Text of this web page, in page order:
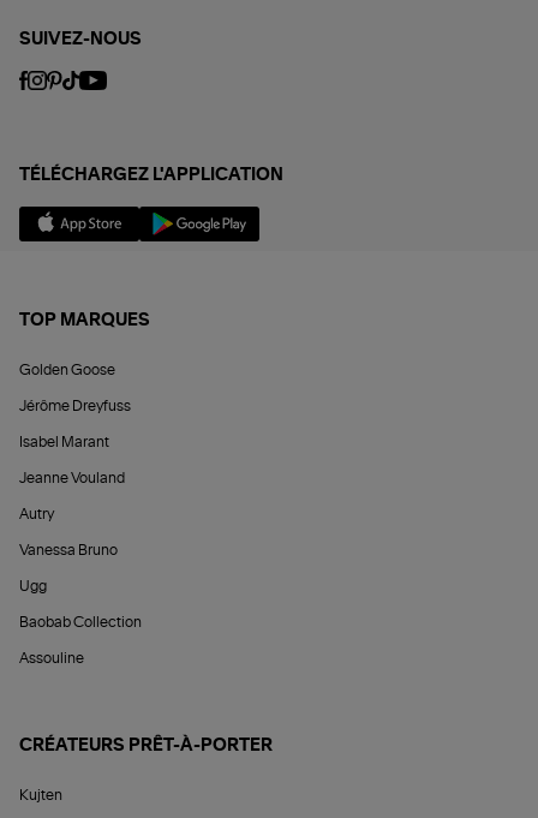
SUIVEZ-NOUS
TÉLÉCHARGEZ L'APPLICATION
TOP MARQUES
Golden Goose
Jérôme Dreyfuss
Isabel Marant
Jeanne Vouland
Autry
Vanessa Bruno
Ugg
Baobab Collection
Assouline
CRÉATEURS PRÊT-À-PORTER
Kujten